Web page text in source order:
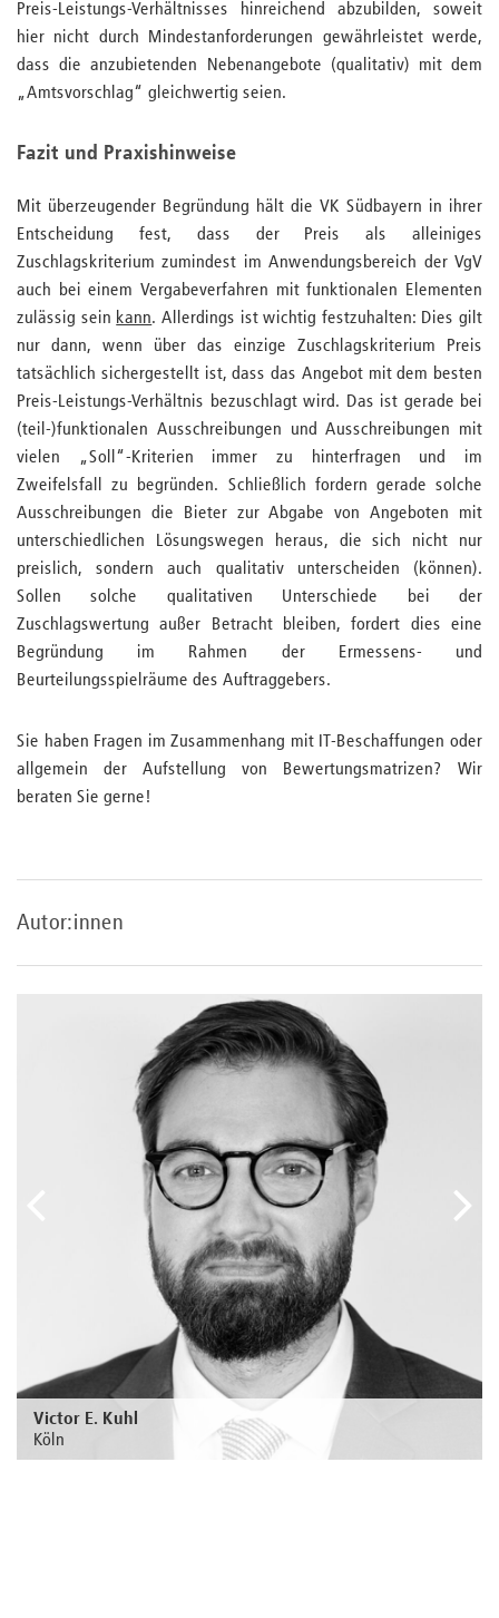
Preis-Leistungs-Verhältnisses hinreichend abzubilden, soweit
hier nicht durch Mindestanforderungen gewährleistet werde,
dass die anzubietenden Nebenangebote (qualitativ) mit dem
„Amtsvorschlag“ gleichwertig seien.
Fazit und Praxishinweise
Mit überzeugender Begründung hält die VK Südbayern in ihrer
Entscheidung fest, dass der Preis als alleiniges
Zuschlagskriterium zumindest im Anwendungsbereich der VgV
auch bei einem Vergabeverfahren mit funktionalen Elementen
zulässig sein kann. Allerdings ist wichtig festzuhalten: Dies gilt
nur dann, wenn über das einzige Zuschlagskriterium Preis
tatsächlich sichergestellt ist, dass das Angebot mit dem besten
Preis-Leistungs-Verhältnis bezuschlagt wird. Das ist gerade bei
(teil-)funktionalen Ausschreibungen und Ausschreibungen mit
vielen „Soll“-Kriterien immer zu hinterfragen und im
Zweifelsfall zu begründen. Schließlich fordern gerade solche
Ausschreibungen die Bieter zur Abgabe von Angeboten mit
unterschiedlichen Lösungswegen heraus, die sich nicht nur
preislich, sondern auch qualitativ unterscheiden (können).
Sollen solche qualitativen Unterschiede bei der
Zuschlagswertung außer Betracht bleiben, fordert dies eine
Begründung im Rahmen der Ermessens- und
Beurteilungsspielräume des Auftraggebers.
Sie haben Fragen im Zusammenhang mit IT-Beschaffungen oder
allgemein der Aufstellung von Bewertungsmatrizen? Wir
beraten Sie gerne!
Autor:innen
Victor E. Kuhl
Köln